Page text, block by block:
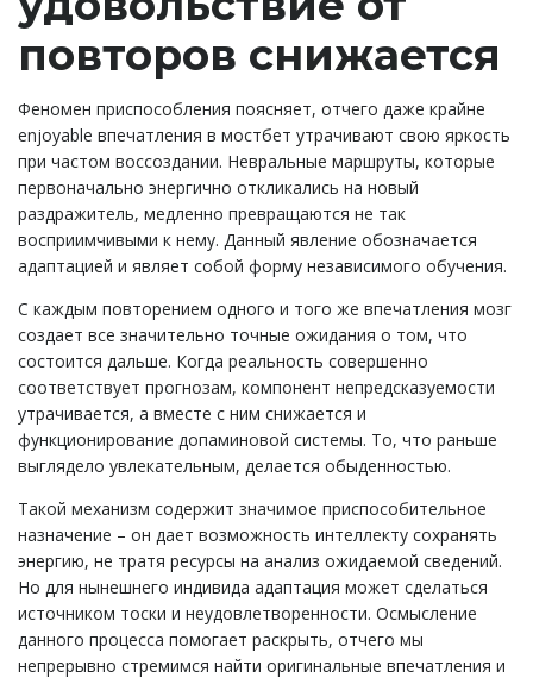
повторов снижается
Феномен приспособления поясняет, отчего даже крайне
enjoyable впечатления в мостбет утрачивают свою яркость
при частом воссоздании. Невральные маршруты, которые
первоначально энергично откликались на новый
раздражитель, медленно превращаются не так
восприимчивыми к нему. Данный явление обозначается
адаптацией и являет собой форму независимого обучения.
С каждым повторением одного и того же впечатления мозг
создает все значительно точные ожидания о том, что
состоится дальше. Когда реальность совершенно
соответствует прогнозам, компонент непредсказуемости
утрачивается, а вместе с ним снижается и
функционирование допаминовой системы. То, что раньше
выглядело увлекательным, делается обыденностью.
Такой механизм содержит значимое приспособительное
назначение – он дает возможность интеллекту сохранять
энергию, не тратя ресурсы на анализ ожидаемой сведений.
Но для нынешнего индивида адаптация может сделаться
источником тоски и неудовлетворенности. Осмысление
данного процесса помогает раскрыть, отчего мы
непрерывно стремимся найти оригинальные впечатления и